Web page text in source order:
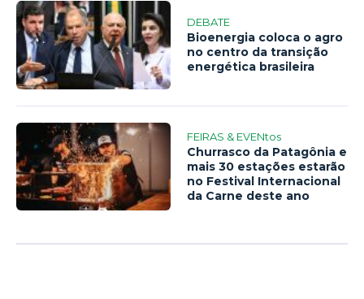
DEBATE
Bioenergia coloca o agro
no centro da transição
energética brasileira
FEIRAS & EVENtos
Churrasco da Patagônia e
mais 30 estações estarão
no Festival Internacional
da Carne deste ano